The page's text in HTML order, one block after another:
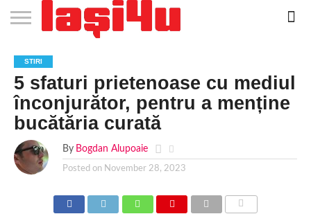
STIRI
APARTAMENTE
NOI IASI
STIRI
IASI
JOBS
IN
IASI
FILME
LA
CINEMA
CLUBURI /
DISCOTECI
BARURI /
CAFENELE
SALI DE
FORTA
SI
FITNESS
SALOANE DE
INFRUMUSETARE
AGENTII
DE
TURISM
IASI
RESTAURANTE
IN IASI
PIZZA
IN
IASI
PISCINA
IN IASI
FLORARII
RADIO
LIVE
IN
IASI
SPALATORII
AUTO
TRACTARI
AUTO
TAXI
IN
IASI
CINEMA
TEATRU
HOTELURI
/
PENSIUNI
TEREN
SPORTIV
TEREN
TENIS
IASI
FARMACII
NON
STOP
COFFEE-
TO-GO
FIRME DE
PUBLICITATE
RENT
A
CAR
STIRI
5 sfaturi prietenoase cu mediul
înconjurător, pentru a menține
bucătăria curată
By Bogdan Alupoaie
Posted on November 28, 2023